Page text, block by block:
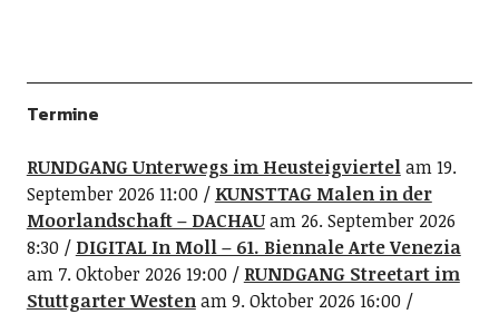
Termine
RUNDGANG Unterwegs im Heusteigviertelam 19.
September 2026 11:00
KUNSTTAG Malen in der
Moorlandschaft – DACHAUam 26. September 2026
8:30
DIGITAL In Moll – 61. Biennale Arte Venezia
am 7. Oktober 2026 19:00
RUNDGANG Streetart im
Stuttgarter Westenam 9. Oktober 2026 16:00